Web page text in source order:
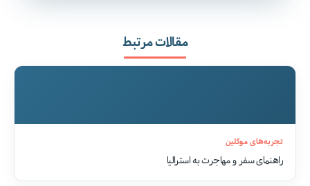
مقالات مرتبط
تجربه‌های موکلین
راهنمای سفر و مهاجرت به استرالیا